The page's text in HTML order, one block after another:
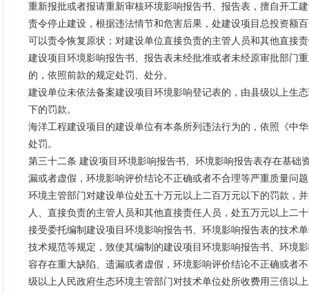
重新报批或者报请重新审核环境影响报告书、报告表，擅自开工
责令停止建设，根据违法情节和危害后果，处建设项目总投资额
可以责令恢复原状；对建设单位直接负责的主管人员和其他直接
建设项目环境影响报告书、报告表未经批准或者未经原审批部门
的，依照前款的规定处罚、处分。
建设单位未依法备案建设项目环境影响登记表的，由县级以上生
下的罚款。
海洋工程建设项目的建设单位有本条所列违法行为的，依照《中
处罚。
第三十二条 建设项目环境影响报告书、环境影响报告表存在基础
漏或者虚假，环境影响评价结论不正确或者不合理等严重质量问
环境主管部门对建设单位处五十万元以上二百万元以下的罚款，
人、直接负责的主管人员和其他直接责任人员，处五万元以上二
接受委托编制建设项目环境影响报告书、环境影响报告表的技术
技术规范等规定，致使其编制的建设项目环境影响报告书、环境
容存在重大缺陷、遗漏或者虚假，环境影响评价结论不正确或者
级以上人民政府生态环境主管部门对技术单位处所收费用三倍以